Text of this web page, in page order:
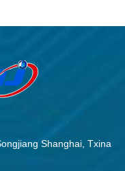
Shanghai, Txina